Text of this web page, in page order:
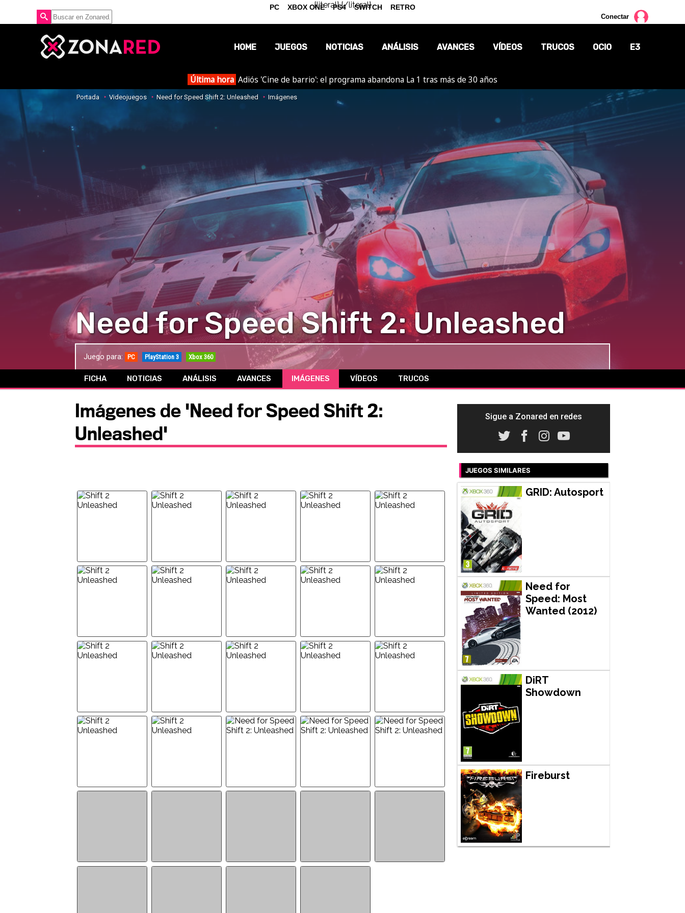
{literal}{/literal}
Conectar
HOME JUEGOS NOTICIAS
OPINIÓN
REPORTAJES
ANÁLISIS AVANCES VÍDEOS TRUCOS OCIO
TV
CÓMICS
E3
Última hora Adiós 'Cine de barrio': el programa abandona La 1 tras más de 30 años
Portada Videojuegos Need for Speed Shift 2: Unleashed Imágenes
Need for Speed Shift 2: Unleashed
Juego para: PC PlayStation 3 Xbox 360
FICHA NOTICIAS ANÁLISIS AVANCES IMÁGENES VÍDEOS TRUCOS
Imágenes de 'Need for Speed Shift 2:
Unleashed'
Sigue a Zonared en redes
JUEGOS SIMILARES
GRID: Autosport
Need for
Speed: Most
Wanted (2012)
DiRT
Showdown
Fireburst
PC XBOX ONE PS4 SWITCH RETRO